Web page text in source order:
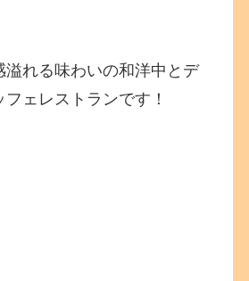
溢れる味わいの和洋中とデ
ェレストランです！